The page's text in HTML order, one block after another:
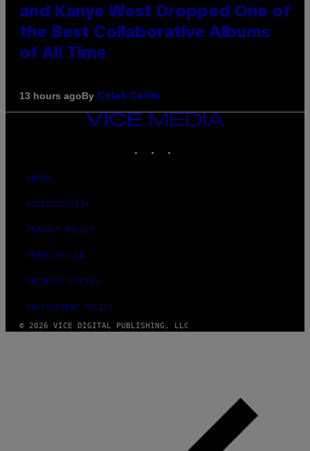
and Kanye West Dropped One of
the Best Collaborative Albums
of All Time
13 hours agoBy Caleb Catlin
VICE
MEDIA
ABOUT
ACCESSIBILITY
PRIVACY POLICY
TERMS OF USE
SECURITY POLICY
FULFILLMENT POLICY
© 2026 VICE DIGITAL PUBLISHING, LLC